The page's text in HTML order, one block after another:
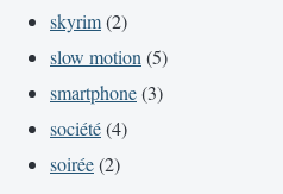
skyrim(2)
slow motion (5)
smartphone(3)
société(4)
soirée(2)